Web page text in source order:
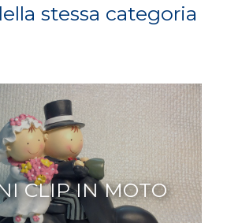
stessa categoria
CLIP IN MOTO